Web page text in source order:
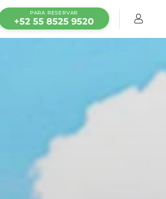
PARA RESERVAR
+52 55 8525 9520